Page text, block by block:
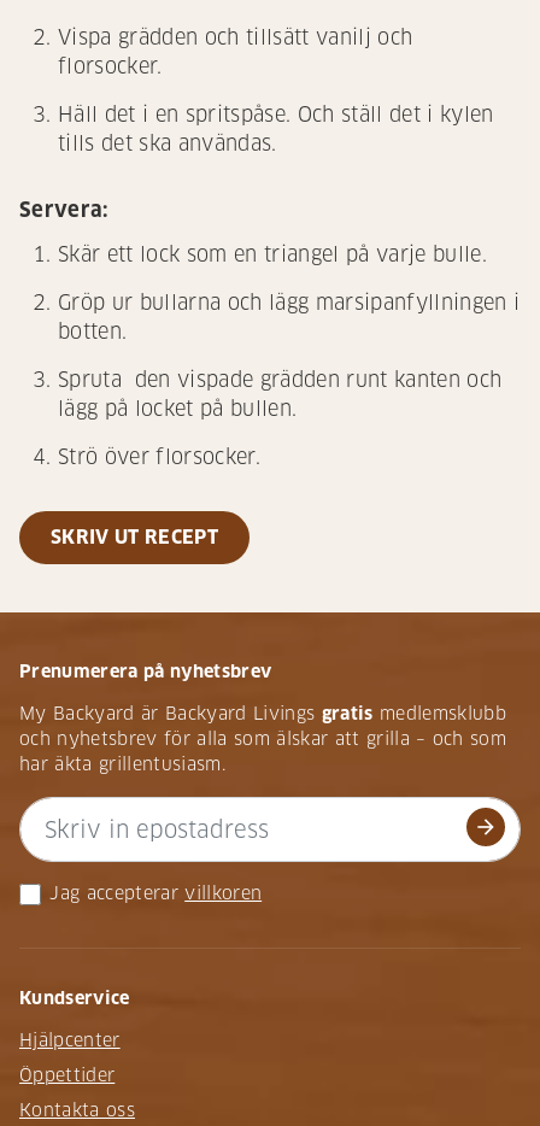
Vispa grädden och tillsätt vanilj och
florsocker.
Häll det i en spritspåse. Och ställ det i kylen
tills det ska användas.
Servera:
Skär ett lock som en triangel på varje bulle.
Gröp ur bullarna och lägg marsipanfyllningen i
botten.
Spruta den vispade grädden runt kanten och
lägg på locket på bullen.
Strö över florsocker.
SKRIV UT RECEPT
Prenumerera på nyhetsbrev
My Backyard är Backyard Livings gratis medlemsklubb
och nyhetsbrev för alla som älskar att grilla – och som
har äkta grillentusiasm.
arrow_forward
Jag accepterar villkoren
Kundservice
Hjälpcenter
Öppettider
Kontakta oss